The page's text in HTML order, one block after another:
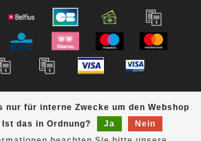
nur für interne Zwecke um den Webshop
das in Ordnung?
Ja
Nein
RADSPORT Andreas Kommer -
- Theme byDyvelopment
/10 out of klantbeoordelingen at